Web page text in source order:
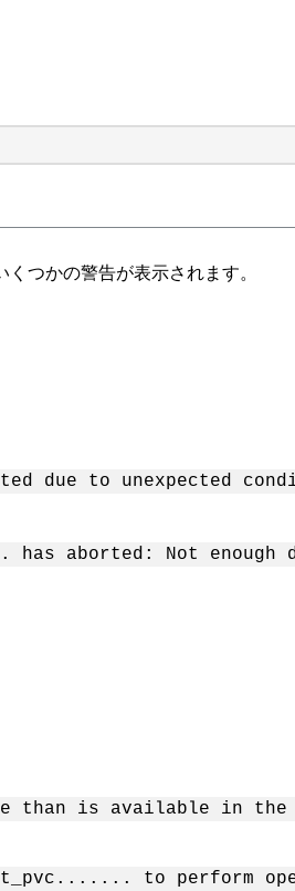
つかの警告が表示されます。
due to unexpected
aborted: Not enough
than is available in the
to perform